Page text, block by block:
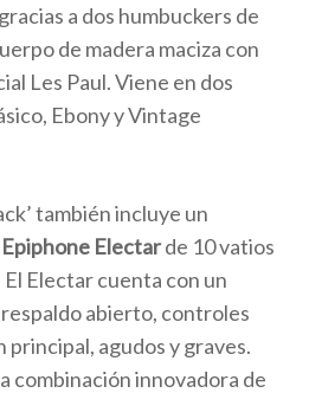
a dos humbuckers de
de madera maciza con
Les Paul. Viene en dos
Ebony y Vintage
también incluye un
Electarde 10 vatios
El Electar cuenta con un
abierto, controles
principal, agudos y graves.
combinación innovadora de